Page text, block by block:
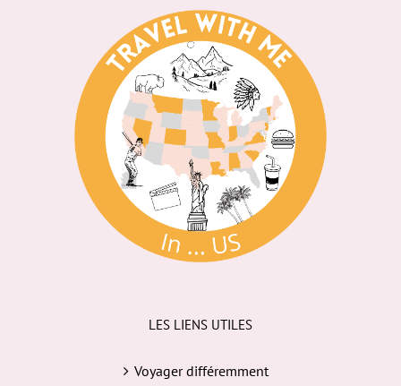
LES LIENS UTILES
Voyager différemment